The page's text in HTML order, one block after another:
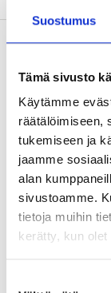
Suostumus
Tämä sivusto
Käytämme
räätälöimiseen,
tukemiseen ja
jaamme
alan
sivustoamme.
tietoja muihin
kerätty, kun
Description
Technical
Length
Width
Number of teeth
Quantity